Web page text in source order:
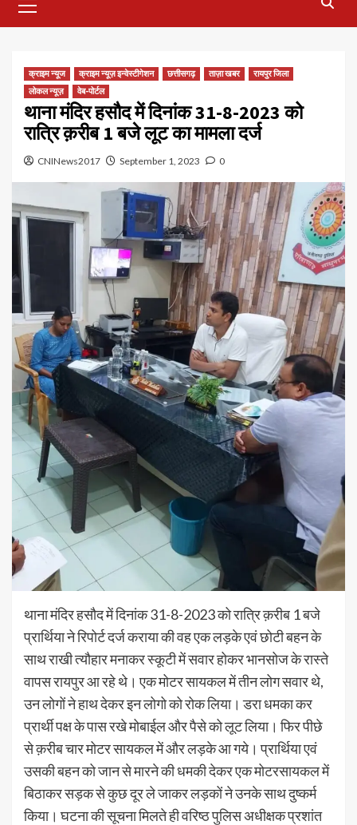
Menu
क्राइम न्यूज क्राइम न्यूज़ इन्वेस्टीगेशन छत्तीसगढ़ ताज़ा खबर
रायपुर जिला
लोकल न्यूज़
वेब-पोर्टल
थाना मंदिर हसौद में दिनांक 31-8-2023 को
रात्रि क़रीब 1 बजे लूट का मामला दर्ज
CNINews2017 September 1, 2023 0
थाना मंदिर हसौद में दिनांक 31-8-2023 को रात्रि क़रीब 1 बजे
प्रार्थिया ने रिपोर्ट दर्ज कराया की वह एक लड़के एवं छोटी बहन के
साथ राखी त्यौहार मनाकर स्कूटी में सवार होकर भानसोज के रास्ते
वापस रायपुर आ रहे थे। एक मोटर सायकल में तीन लोग सवार थे,
उन लोगों ने हाथ देकर इन लोगो को रोक लिया। डरा धमका कर
प्रार्थी पक्ष के पास रखे मोबाईल और पैसे को लूट लिया। फिर पीछे
से क़रीब चार मोटर सायकल में और लड़के आ गये। प्रार्थिया एवं
उसकी बहन को जान से मारने की धमकी देकर एक मोटरसायकल में
बिठाकर सड़क से कुछ दूर ले जाकर लड़कों ने उनके साथ दुष्कर्म
किया। घटना की सूचना मिलते ही वरिष्ठ पुलिस अधीक्षक प्रशांत